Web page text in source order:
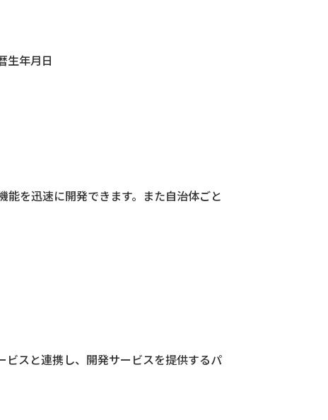
生年月日
を迅速に開発できます。また自治体ごと
スと連携し、開発サービスを提供するパ